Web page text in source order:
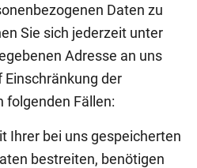
Daten zu
Sie sich jederzeit unter
Adresse an uns
Einschränkung der
folgenden Fällen:
Ihrer bei uns gespeicherten
bestreiten, benötigen